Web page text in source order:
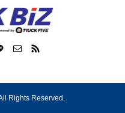
Rights Reserved.